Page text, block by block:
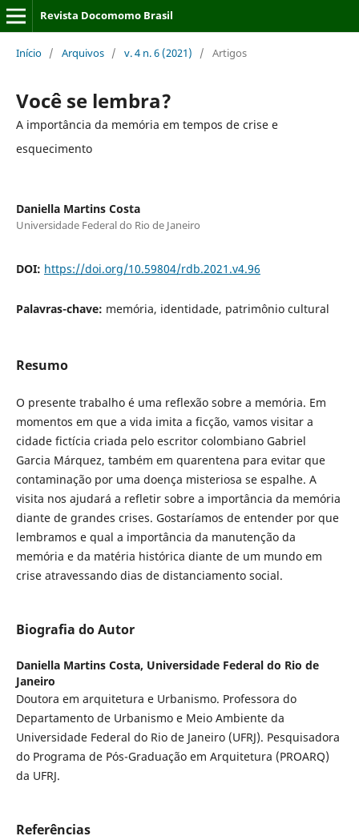
Revista Docomomo Brasil
Início / Arquivos / v. 4 n. 6 (2021) / Artigos
Você se lembra?
A importância da memória em tempos de crise e
esquecimento
Daniella Martins Costa
Universidade Federal do Rio de Janeiro
DOI: https://doi.org/10.59804/rdb.2021.v4.96
Palavras-chave: memória, identidade, patrimônio cultural
Resumo
O presente trabalho é uma reflexão sobre a memória. Em
momentos em que a vida imita a ficção, vamos visitar a
cidade fictícia criada pelo escritor colombiano Gabriel
Garcia Márquez, também em quarentena para evitar que
contaminação por uma doença misteriosa se espalhe. A
visita nos ajudará a refletir sobre a importância da memória
diante de grandes crises. Gostaríamos de entender por que
lembramos e qual a importância da manutenção da
memória e da matéria histórica diante de um mundo em
crise atravessando dias de distanciamento social.
Biografia do Autor
Daniella Martins Costa, Universidade Federal do Rio de
Janeiro
Doutora em arquitetura e Urbanismo. Professora do
Departamento de Urbanismo e Meio Ambiente da
Universidade Federal do Rio de Janeiro (UFRJ). Pesquisadora
do Programa de Pós-Graduação em Arquitetura (PROARQ)
da UFRJ.
Referências